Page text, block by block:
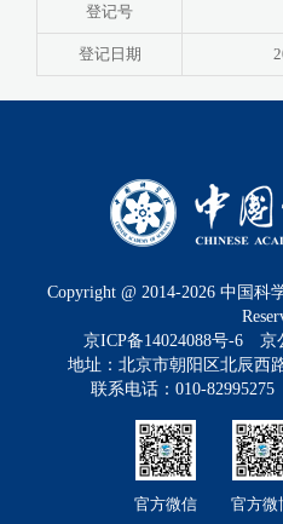
登记号
登记日期
Copyright @ 2014-2026 中国科
京ICP备14024088号-6
京
地址：北京市朝阳区北辰西
联系电话：010-
官方微信 官方微